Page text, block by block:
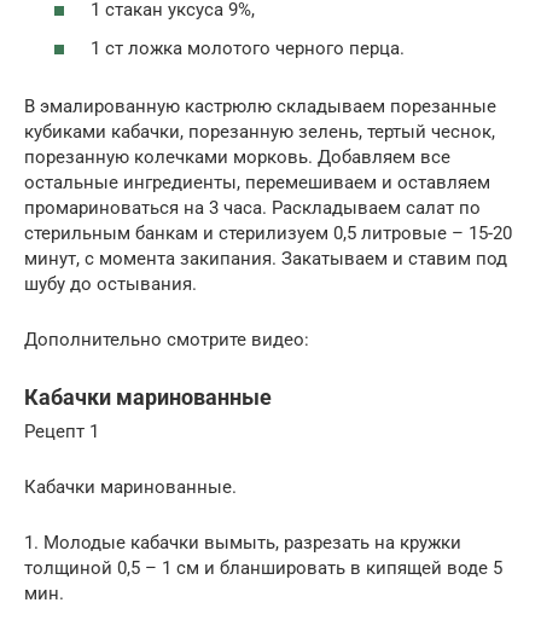
1 стакан уксуса 9%,
1 ст ложка молотого черного перца.
В эмалированную кастрюлю складываем порезанные
кубиками кабачки, порезанную зелень, тертый чеснок,
порезанную колечками морковь. Добавляем все
остальные ингредиенты, перемешиваем и оставляем
промариноваться на 3 часа. Раскладываем салат по
стерильным банкам и стерилизуем 0,5 литровые – 15-20
минут, с момента закипания. Закатываем и ставим под
шубу до остывания.
Дополнительно смотрите видео:
Кабачки маринованные
Рецепт 1
Кабачки маринованные.
1. Молодые кабачки вымыть, разре­зать на кружки
толщиной 0,5 – 1 см и бланширо­вать в кипящей воде 5
мин.